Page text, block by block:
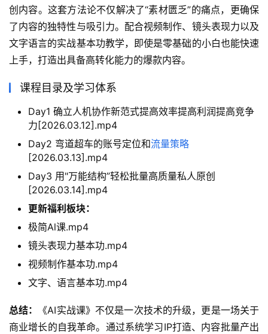
创内容。这套方法论不仅解决了“素材匮乏”的痛点，更确保
了内容的独特性与吸引力。配合视频制作、镜头表现力以及
文字语言的实战基本功教学，即使是零基础的小白也能快速
上手，打造出具备高转化能力的爆款内容。
课程目录及学习体系
Day1 确立人机协作新范式提高效率提高利润提高竞争
力[2026.03.12].mp4
Day2 弯道超车的账号定位和流量策略
[2026.03.13].mp4
Day3 用"万能结构”轻松批量高质量私人原创
[2026.03.14].mp4
更新福利板块：
极简Al课.mp4
镜头表现力基本功.mp4
视频制作基本功.mp4
文字、语言基本功.mp4
总结：
《AI实战课》不仅是一次技术的升级，更是一场关于
商业增长的自我革命。通过系统学习IP打造、内容批量产出